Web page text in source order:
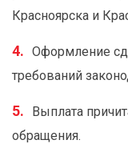
Красноярска и
Оформление
требований
Выплата
обращения.